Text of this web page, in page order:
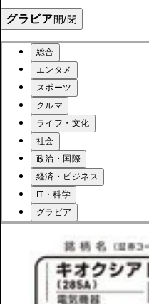
グラビア開/閉
総合
エンタメ
スポーツ
クルマ
ライフ・文化
社会
政治・国際
経済・ビジネス
IT・科学
グラビア